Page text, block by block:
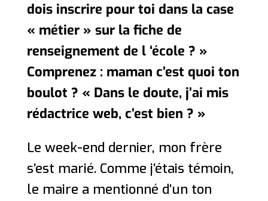
dois inscrire pour toi dans la case
« métier » sur la fiche de
renseignement de l ‘école ? »
Comprenez : maman c’est quoi ton
boulot ? « Dans le doute, j’ai mis
rédactrice web, c’est bien ? »
Le week-end dernier, mon frère
s’est marié. Comme j’étais témoin,
le maire a mentionné d’un ton